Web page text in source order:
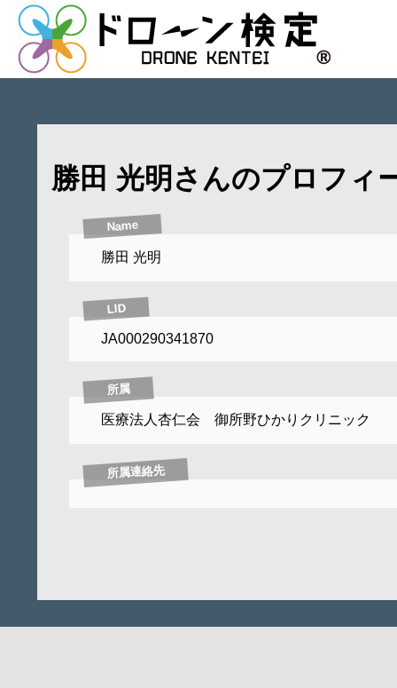
勝田 光明さんのプロフィ
Name
勝田 光明
LID
JA000290341870
所属
医療法人杏仁会 御所野ひかりクリニック
所属連絡先